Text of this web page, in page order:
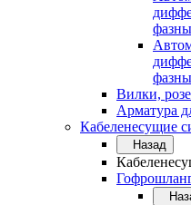
Вилки,
Арматура
Кабеленесущие
Назад